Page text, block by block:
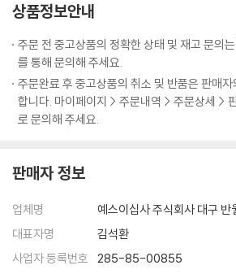
· 이익으로 적을 움직여라 - 낙양의 두 군웅을 물
나를 다스리고 적을 다루는 방법
· 힘을 비축해 피로한 적을 상대하라 - 풍이 장
원칙은 유지하되 유연하게 대응하라
· 이로움과 해로움을 함께 살펴라 - 정나라 명재
· 적이 판 함정을 발판으로 삼아라 - 정국의 진나
· 리더의 지혜는 경청에서 나온다 - 두 사람의 항
불멸의 병법서, 『손자병법』이 첫 장에서 가장
넣는 일도 없다. 따라서 전쟁을 함부로 일으켜서
에도 신중하고 또 신중히 임해야 한다. … 전쟁은
흔들고 국가의 존속과 멸망을 좌우하는 중대한
나서기 전에는 반드시 그 승패를 면밀히 따져보
찬가지이다. 되도록 전쟁에 나서지 말되, 피치 못
--- p.28-29 「제1편│계」 중에서
국가가 군사를 일으켜 빈곤해지는 까닭은 군사
송에 있다. 장거리 운송은 필연적으로 백성을 가
나가는 지역에서는 물가가 폭등하고, 물가가 폭
되며, 재물이 고갈되면 세금과 노역이 가중된다.
매번 이기는 것보다 중요한 것은
무너져도 다시 일어설 수 있게 하는 인생의 기반
우리는 모두 인생의 전쟁터 한가운데 서 있다.
서 좌절하고, 믿었던 관계가 깨지고, 투자에서
들린다. 그 순간 인간은 절실히 깨닫는다. 한 번
을 꿰뚫는다. 백 번 싸워도 위태롭지 않은 자리에
많은 이들이 손자를 승리의 기술자로 오해한다.
기는 것을 최고라 하지 않았다. 손자가 강조한 것
상품정보안내
주문 전 중고상품의 정확한 상태 및 재고 문의
를 통해 문의해 주세요.
주문완료 후 중고상품의 취소 및 반품은 판매
합니다. 마이페이지 > 주문내역 > 주문상세 >
로 문의해 주세요.
판매자 정보
업체명
예스이십사 주식회사 대구 반
대표자명
김석환
사업자 등록번호
285-85-00855